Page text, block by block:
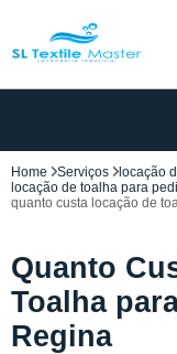
Home Serviços
locação
locação de toalha para
quanto custa locação de
Quanto
Toalha
Regina